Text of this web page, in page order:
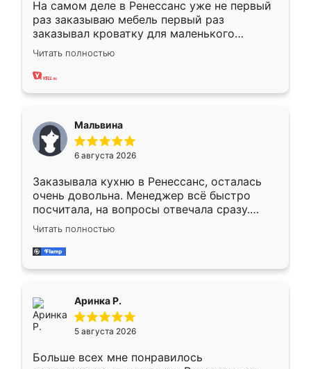
На самом деле в Ренессанс уже не первый
раз заказываю мебель первый раз
заказывал кроватку для маленького
ребёнка при его рождении ,во второй раз
заказал шкаф-купе. По качеству очень
хорошее сборка достаточно быстрая,
меньше, здесь же он более разнообразный.
Мне нравится ,если что-то потребуется из
мебели буду заказывать только здесь.
Читать полностью
Мальвина
6 августа 2026
Заказывала кухню в Ренессанс, осталась
очень довольна. Менеджер всё быстро
посчитала, на вопросы отвечала сразу.
Замерщик приехал в субботу, подошёл к
делу со всей ответственностью. Собрали
за день, ребята работали аккуратно, даже
Читать полностью
Аринка Р.
5 августа 2026
Больше всех мне понравилось